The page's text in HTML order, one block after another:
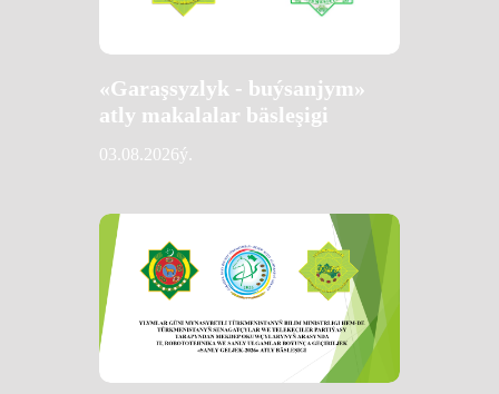
«Garaşsyzlyk - buýsanjym»
atly makalalar bäsleşigi
03.08.2026ý.